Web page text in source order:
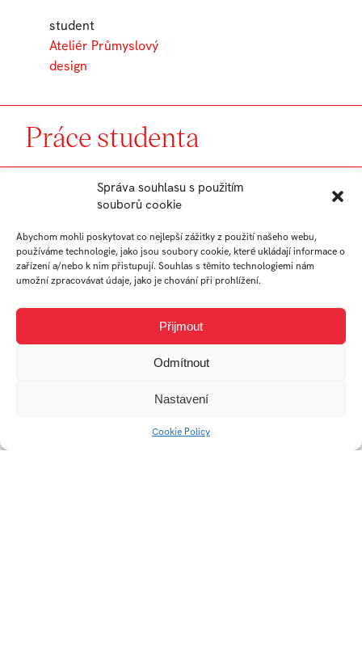
Správa souhlasu s použitím
souborů cookie
Abychom mohli poskytovat co nejlepší zážitky z použití našeho webu,
používáme technologie, jako jsou soubory cookie, které ukládají informace o
zařízení a/nebo k nim přistupují. Souhlas s těmito technologiemi nám
umožní zpracovávat údaje, jako je chování při prohlížení.
Přijmout
Odmítnout
Nastavení
Cookie Policy
student
Ateliér Průmyslový
design
Práce studenta
VELA – Design
prostoru